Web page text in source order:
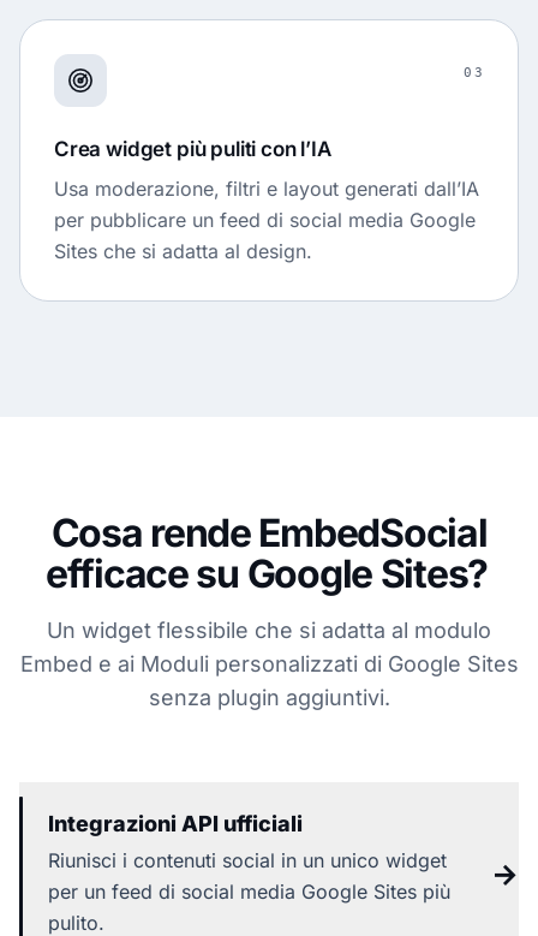
03
Crea widget più puliti con l’IA
Usa moderazione, filtri e layout generati dall’IA
per pubblicare un feed di social media Google
Sites che si adatta al design.
Cosa rende EmbedSocial
efficace su Google Sites?
Un widget flessibile che si adatta al modulo
Embed e ai Moduli personalizzati di Google Sites
senza plugin aggiuntivi.
Integrazioni API ufficiali
Riunisci i contenuti social in un unico widget
per un feed di social media Google Sites più
pulito.
→